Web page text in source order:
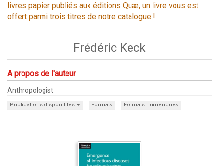
livres papier publiés aux éditions Quæ, un livre vous est
offert parmi trois titres de notre catalogue !
Frédéric Keck
A propos de l'auteur
Anthropologist
Publications disponibles Formats Formats numériques